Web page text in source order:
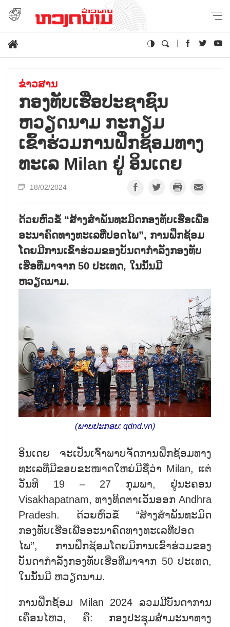
ຂ່າວສານ
ກອງທັບເຮືອປະຊາຊົນ
ຫວຽດນາມ ກະກຽມ
ເຂົ້າຮ່ວມການຝຶກຊ້ອມທາງ
ທະເລ Milan ຢູ່ ອິນເດຍ
18/02/2024
ດ້ວຍຫົວຂໍ້ “ສ້າງສຳພັນທະມິດກອງທັບເຮືອເພື່ອ
ອະນາຄົດທາງທະເລທີ່ປອດໄພ”, ການຝຶກຊ້ອມ
ໂດຍມີການເຂົ້າຮ່ວມຂອງບັນດາກຳລັງກອງທັບ
ເຮືອທີ່ມາຈາກ 50 ປະເທດ, ໃນນັ້ນມີ
ຫວຽດນາມ.
(ພາບປະກອບ: qdnd.vn)
ອິນເດຍ ຈະເປັນເຈົ້າພາບຈັດການຝຶກຊ້ອມທາງ
ທະເລທີ່ມີຂອບຂະໜາດໃຫຍ່ມີຊື່ວ່າ Milan, ແຕ່
ວັນທີ 19 – 27 ກຸມພາ, ຢູ່ນະຄອນ
Visakhapatnam, ທາງທິດຕາເວັນອອກ Andhra
Pradesh. ດ້ວຍຫົວຂໍ້ “ສ້າງສຳພັນທະມິດ
ກອງທັບເຮືອເພື່ອອະນາຄົດທາງທະເລທີ່ປອດ
ໄພ”, ການຝຶກຊ້ອມໂດຍມີການເຂົ້າຮ່ວມຂອງ
ບັນດາກຳລັງກອງທັບເຮືອທີ່ມາຈາກ 50 ປະເທດ,
ໃນນັ້ນມີ ຫວຽດນາມ.
ການຝຶກຊ້ອມ Milan 2024 ລວມມີບັນດາການ
ເຄື່ອນໄຫວ, ຄື: ກອງປະຊຸມສຳມະນາທາງ